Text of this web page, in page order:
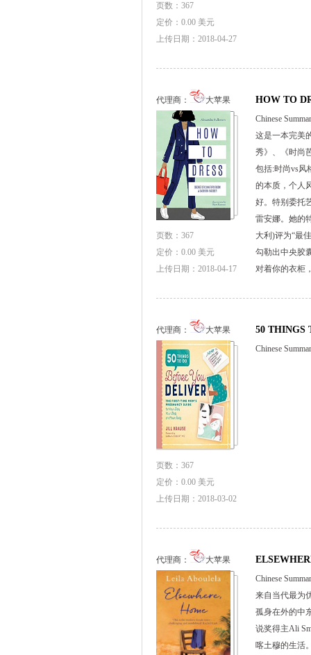
页数：367
定价：0.00 美元
上传日期：2018-04-27
代理商： 大苹果
页数：367
定价：0.00 美元
上传日期：2018-04-17
HOW TO
Chinese
这是一本完美
秀》、《时尚
包括:时尚vs风
的本质，个人
好。特别委托
雷安娜。她的
大利)评为“最
勾勒出中央胶
对着你的衣柜
代理商： 大苹果
页数：367
定价：0.00 美元
上传日期：2018-03-02
50 THINGS
Chinese
代理商： 大苹果
Chinese
来自当代最为
孤身在外的中
说奖得主Ali
喀土穆的生活